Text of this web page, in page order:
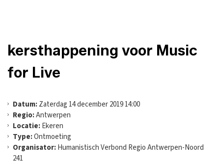
kersthappening voor Music
for Live
Datum:Zaterdag 14 december 2019 14:00
Regio:Antwerpen
Locatie:Ekeren
Type:Ontmoeting
Organisator:Humanistisch Verbond Regio Antwerpen-Noord
241